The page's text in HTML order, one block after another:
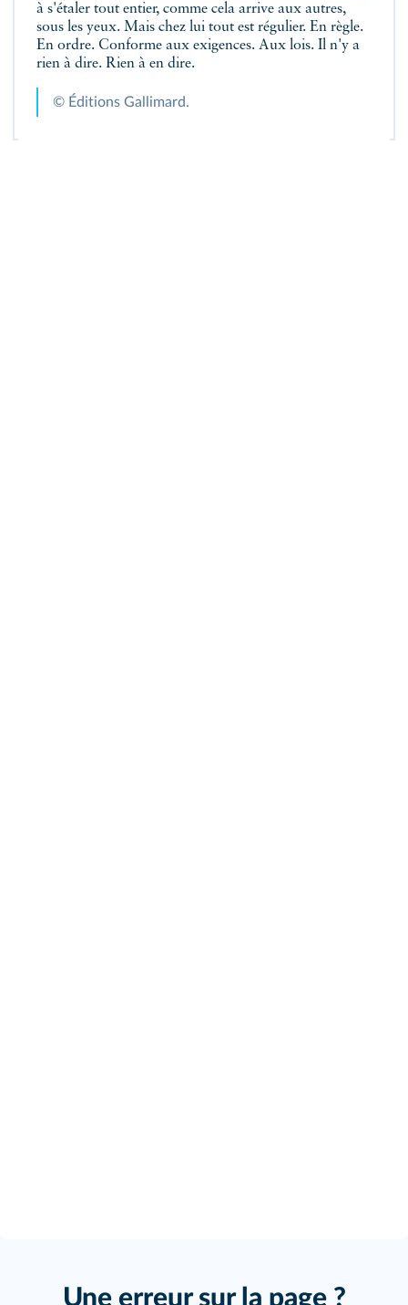
à s'étaler tout entier, comme cela arrive aux autres,
sous les yeux. Mais chez lui tout est régulier. En règle.
En ordre. Conforme aux exigences. Aux lois. Il n'y a
rien à dire. Rien à en dire.
© Éditions Gallimard.
Une erreur sur la page ?